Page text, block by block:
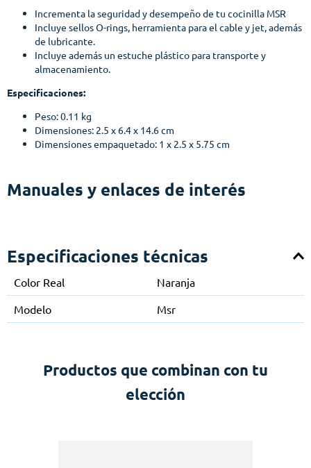
Incrementa la seguridad y desempeño de tu cocinilla MSR
Incluye sellos O-rings, herramienta para el cable y jet, además
de lubricante.
Incluye además un estuche plástico para transporte y
almacenamiento.
Especificaciones:
Peso: 0.11 kg
Dimensiones: 2.5 x 6.4 x 14.6 cm
Dimensiones empaquetado: 1 x 2.5 x 5.75 cm
Manuales y enlaces de interés
Especificaciones técnicas
Color Real
Naranja
Modelo
Msr
Productos que combinan con tu
elección